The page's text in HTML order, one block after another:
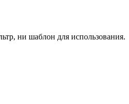
ни шаблон для использования.